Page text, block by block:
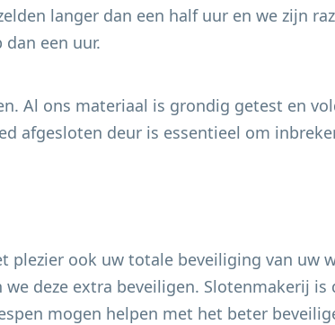
langer dan een half uur en we zijn
een uur.
Al ons materiaal is grondig getest en
afgesloten deur is essentieel om
plezier ook uw totale beveiliging van uw
deze extra beveiligen. Slotenmakerij is
mogen helpen met het beter